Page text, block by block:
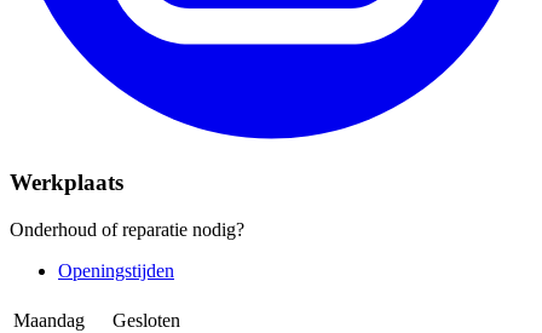
Werkplaats
Onderhoud of reparatie nodig?
Openingstijden
Maandag Gesloten